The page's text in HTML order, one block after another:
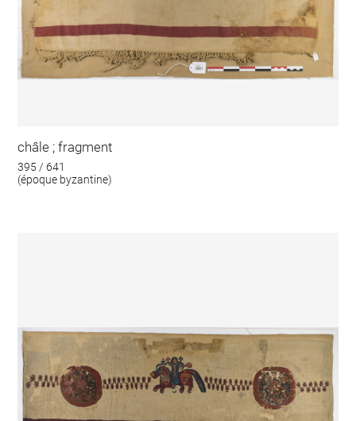
châle ; fragment
395 / 641
(époque byzantine)